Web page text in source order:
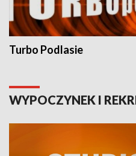
Turbo Podlasie
WYPOCZYNEK I